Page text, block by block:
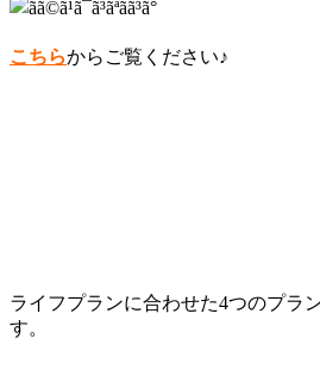
こちらからご覧ください♪
ライフプランに合わせた4つのプラ
す。